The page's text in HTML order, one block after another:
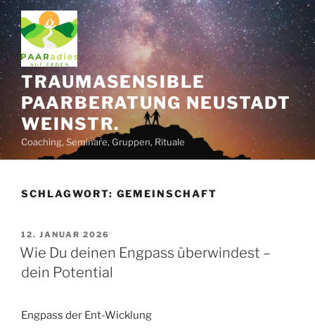
Zum
Inhalt
springen
TRAUMASENSIBLE
PAARBERATUNG NEUSTADT
WEINSTR.
Coaching, Seminare, Gruppen, Rituale
SCHLAGWORT: GEMEINSCHAFT
VERÖFFENTLICHT
AM
12. JANUAR 2026
Wie Du deinen Engpass überwindest –
dein Potential
Engpass der Ent-Wicklung